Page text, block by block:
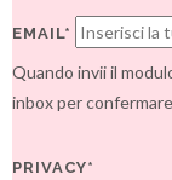
EMAIL*
Quando invii il
inbox per
PRIVACY*